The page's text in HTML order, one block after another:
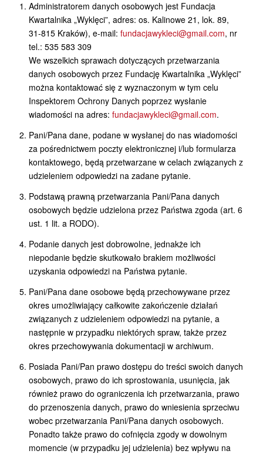
Administratorem danych osobowych jest Fundacja
Kwartalnika „Wyklęci”, adres: os. Kalinowe 21, lok. 89,
31-815 Kraków), e-mail: fundacjawykleci@gmail.com, nr
tel.: 535 583 309
We wszelkich sprawach dotyczących przetwarzania
danych osobowych przez Fundację Kwartalnika „Wyklęci”
można kontaktować się z wyznaczonym w tym celu
Inspektorem Ochrony Danych poprzez wysłanie
wiadomości na adres: fundacjawykleci@gmail.com.
Pani/Pana dane, podane w wysłanej do nas wiadomości
za pośrednictwem poczty elektronicznej i/lub formularza
kontaktowego, będą przetwarzane w celach związanych z
udzieleniem odpowiedzi na zadane pytanie.
Podstawą prawną przetwarzania Pani/Pana danych
osobowych będzie udzielona przez Państwa zgoda (art. 6
ust. 1 lit. a RODO).
Podanie danych jest dobrowolne, jednakże ich
niepodanie będzie skutkowało brakiem możliwości
uzyskania odpowiedzi na Państwa pytanie.
Pani/Pana dane osobowe będą przechowywane przez
okres umożliwiający całkowite zakończenie działań
związanych z udzieleniem odpowiedzi na pytanie, a
następnie w przypadku niektórych spraw, także przez
okres przechowywania dokumentacji w archiwum.
Posiada Pani/Pan prawo dostępu do treści swoich danych
osobowych, prawo do ich sprostowania, usunięcia, jak
również prawo do ograniczenia ich przetwarzania, prawo
do przenoszenia danych, prawo do wniesienia sprzeciwu
wobec przetwarzania Pani/Pana danych osobowych.
Ponadto także prawo do cofnięcia zgody w dowolnym
momencie (w przypadku jej udzielenia) bez wpływu na